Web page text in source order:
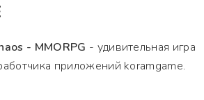
- MMORPG - удивительная игра
приложений koramgame.